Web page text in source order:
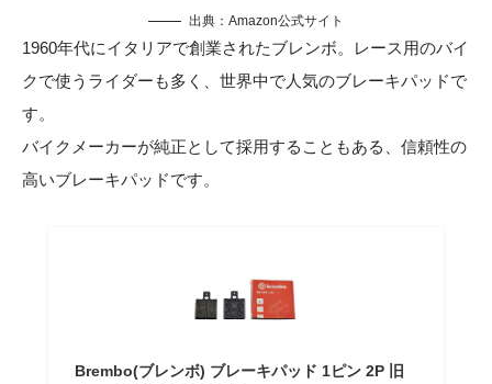
出典： Amazon公式サイト
1960年代にイタリアで創業されたブレンボ。レース用のバイ
クで使うライダーも多く、世界中で人気のブレーキパッドで
す。
バイクメーカーが純正として採用することもある、信頼性の
高いブレーキパッドです。
Brembo(ブレンボ) ブレーキパッド 1ピン 2P 旧